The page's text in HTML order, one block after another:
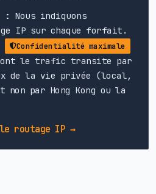
: Nous indiquons
IP sur chaque forfait.
Confidentialité maximale
le trafic transite par
de la vie privée (local,
par Hong Kong ou la
routage IP →